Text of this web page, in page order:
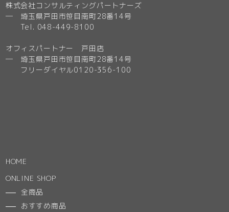
株式会社コンサルティングパートナーズ
─ 埼玉県戸田市笹目南町28番14号
Tel. 048-449-8100
オフィスパートナー 戸田店
─ 埼玉県戸田市笹目南町28番14号
フリーダイヤル0120-356-100
HOME
ONLINE SHOP
全商品
おすすめ商品